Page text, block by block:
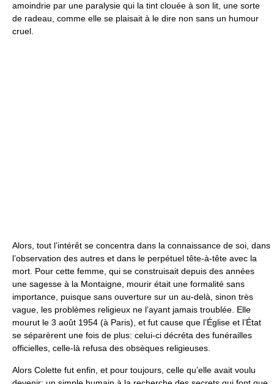
amoindrie par une paralysie qui la tint clouée à son lit, une sorte
de radeau, comme elle se plaisait à le dire non sans un humour
cruel.
Alors, tout l’intérêt se concentra dans la connaissance de soi, dans
l’observation des autres et dans le perpétuel tête-à-tête avec la
mort. Pour cette femme, qui se construisait depuis des années
une sagesse à la Montaigne, mourir était une formalité sans
importance, puisque sans ouverture sur un au-delà, sinon très
vague, les problèmes religieux ne l’ayant jamais troublée. Elle
mourut le 3 août 1954 (à Paris), et fut cause que l’Église et l’État
se séparèrent une fois de plus: celui-ci décréta des funérailles
officielles, celle-là refusa des obsèques religieuses.
Alors Colette fut enfin, et pour toujours, celle qu’elle avait voulu